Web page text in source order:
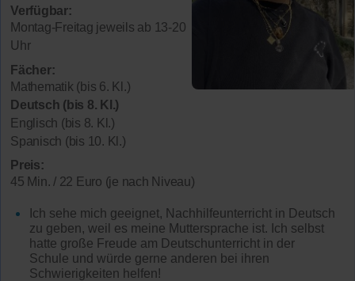
Verfügbar:
Montag-Freitag jeweils ab 13-20
Uhr
Fächer:
Mathematik (bis 6. Kl.)
Deutsch (bis 8. Kl.)
Englisch (bis 8. Kl.)
Spanisch (bis 10. Kl.)
Preis:
45 Min. / 22 Euro (je nach Niveau)
Ich sehe mich geeignet, Nachhilfeunterricht in Deutsch
zu geben, weil es meine Muttersprache ist. Ich selbst
hatte große Freude am Deutschunterricht in der
Schule und würde gerne anderen bei ihren
Schwierigkeiten helfen!